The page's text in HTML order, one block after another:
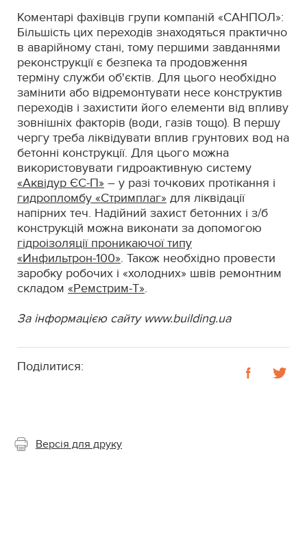
Коментарі фахівців групи компаній «САНПОЛ»:
Більшість цих переходів знаходяться практично
в аварійному стані, тому першими завданнями
реконструкції є безпека та продовження
терміну служби об'єктів. Для цього необхідно
замінити або відремонтувати несе конструктив
переходів і захистити його елементи від впливу
зовнішніх факторів (води, газів тощо). В першу
чергу треба ліквідувати вплив грунтових вод на
бетонні конструкції. Для цього можна
використовувати гидроактивную систему
«Аквідур ЄС-П» – у разі точкових протікання і
гидропломбу «Стримплаг» для ліквідації
напірних теч. Надійний захист бетонних і з/б
конструкцій можна виконати за допомогою
гідроізоляції проникаючої типу
«Инфильтрон-100». Також необхідно провести
заробку робочих і «холодних» швів ремонтним
складом «Ремстрим-Т».
За інформацією сайту www.building.ua
Поділитися:
Версія для друку